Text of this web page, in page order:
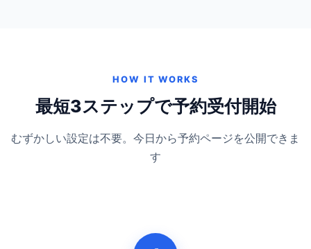
HOW IT WORKS
最短3ステップで予約受付開始
むずかしい設定は不要。今日から予約ページを公開できま
す